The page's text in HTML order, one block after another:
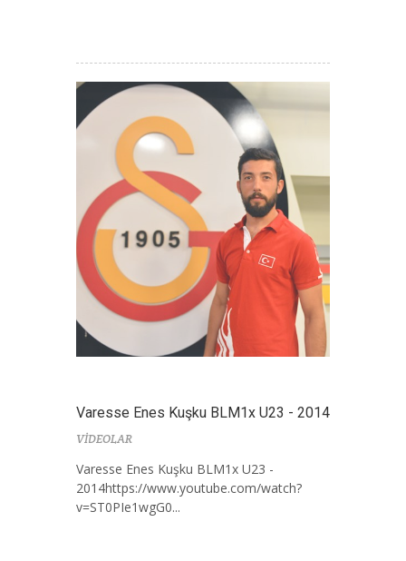
Varesse Enes Kuşku BLM1x U23 - 2014
VİDEOLAR
Varesse Enes Kuşku BLM1x U23 -
2014https://www.youtube.com/watch?
v=ST0PIe1wgG0...